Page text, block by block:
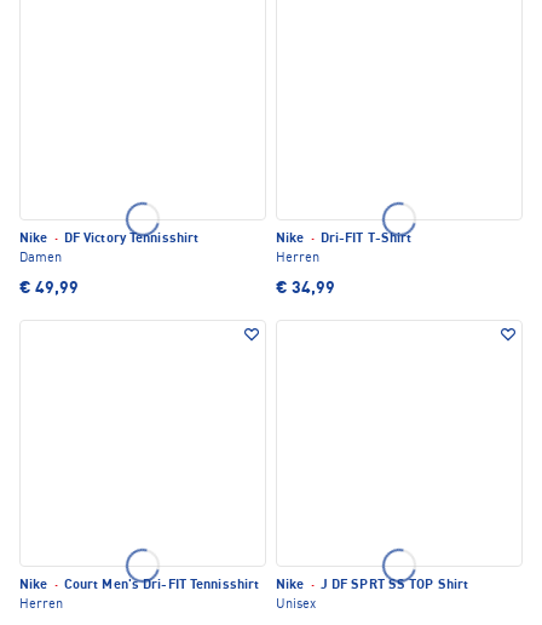
Nike · DF Victory Tennisshirt
Damen
€ 49,99
Nike · Dri-FIT T-Shirt
Herren
€ 34,99
Nike · Court Men's Dri-FIT Tennisshirt
Herren
Nike · J DF SPRT SS TOP Shirt
Unisex